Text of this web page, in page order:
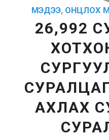
МЭДЭЭ, ОНЦЛОХ
26,992
АХЛАХ